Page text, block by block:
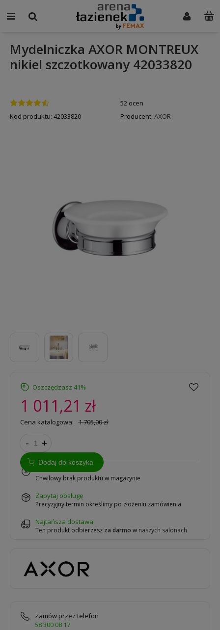
Mydelniczka AXOR MONTREUX
nikiel szczotkowany 42033820
52 ocen
Kod produktu: 42033820 Producent: AXOR
Oszczędzasz 41%
1 011,21 zł
Cena katalogowa: 1 705,00 zł
- +
Dodaj do koszyka
Chwilowy brak produktu w magazynie
zapytaj obsługę
Precyzyjny termin określimy po złożeniu zamówienia
Najtańsza dostawa:
Ten produkt odbierzesz za darmo w naszych salonach
Zamów przez telefon
58 300 08 17